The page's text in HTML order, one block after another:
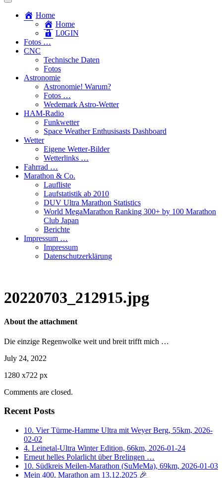
Toggle
search
field
Home
Home
L​0​​GIN
Fotos …
CNC
Technische Daten
Fotos
Astronomie
Astronomie! Warum?
Fotos …
Wedemark Astro-Wetter
HAM-Radio
Funkwetter
Space Weather Enthusisasts Dashboard
Wetter
Eigene Wetter-Bilder
Wetterlinks …
Fahrrad …
Marathon & Co.
Laufliste
Laufstatistik ab 2010
DUV Ultra Marathon Statistics
World MegaMarathon Ranking 300+ by 100 Marathon
Club Japan
Berichte
Impressum …
Impressum
Datenschutzerklärung
20220703_212915.jpg
About the attachment
Die einzige Regenwolke weit und breit trifft mich …
July 24, 2022
1280 x722 px
Comments are closed.
Recent Posts
10. Vier Türme-Hamme Ultra mit Weyer Berg, 55km, 2026-
02-02
4. Leinetal-Ultra Winter Edition, 66km, 2026-01-24
Erneut helles Polarlicht über Brelingen …
10. Südkreis Meilen-Marathon (SuMeMa), 69km, 2026-01-03
Mein 400. Marathon am 13.12.2025 🎉